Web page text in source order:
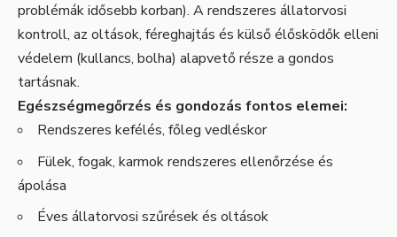
problémák idősebb korban). A rendszeres állatorvosi
kontroll, az oltások, féreghajtás és külső élősködők elleni
védelem (kullancs, bolha) alapvető része a gondos
tartásnak.
Egészségmegőrzés és gondozás fontos elemei:
Rendszeres kefélés, főleg vedléskor
Fülek, fogak, karmok rendszeres ellenőrzése és
ápolása
Éves állatorvosi szűrések és oltások